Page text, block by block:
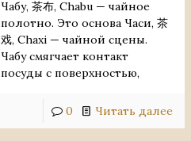
Чабу, 茶布, Chabu — чайное
полотно. Это основа Часи, 茶
戏, Chaxi — чайной сцены.
Чабу смягчает контакт
посуды с поверхностью,
0 Читать далее